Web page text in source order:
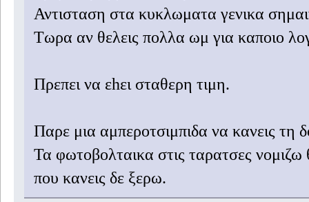
Αντισταση στα κυκλωματα γενικα
Τωρα αν θελεις πολλα ωμ για καποιο
Πρεπει να εhει σταθερη τιμη.
Παρε μια αμπεροτσιμπιδα να κανεις τη
Τα φωτοβολταικα στις ταρατσες νομιζω
που κανεις δε ξερω.